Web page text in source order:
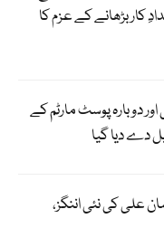
کار بڑھانے کے عزم کا
دوبارہ پوسٹ مارٹم کے
علی کی نئی اننگز،